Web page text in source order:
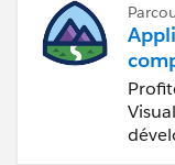
return
}
public
usa =
return null ;